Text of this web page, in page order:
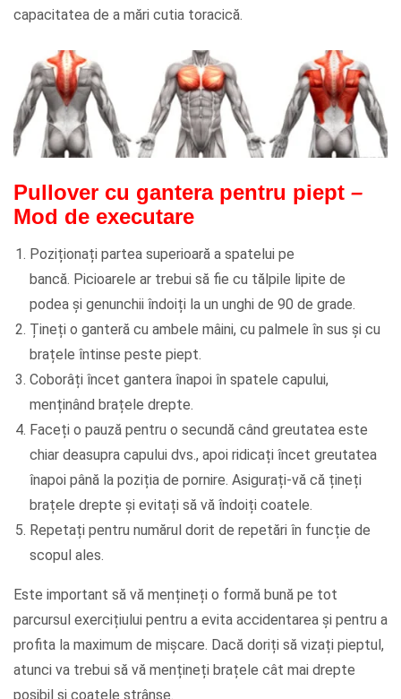
capacitatea de a mări cutia toracică.
Pullover cu gantera pentru piept –
Mod de executare
Poziționați partea superioară a spatelui pe
bancă. Picioarele ar trebui să fie cu tălpile lipite de
podea și genunchii îndoiți la un unghi de 90 de grade.
Țineți o ganteră cu ambele mâini, cu palmele în sus și cu
brațele întinse peste piept.
Coborâți încet gantera înapoi în spatele capului,
menținând brațele drepte.
Faceți o pauză pentru o secundă când greutatea este
chiar deasupra capului dvs., apoi ridicați încet greutatea
înapoi până la poziția de pornire. Asigurați-vă că țineți
brațele drepte și evitați să vă îndoiți coatele.
Repetați pentru numărul dorit de repetări în funcție de
scopul ales.
Este important să vă mențineți o formă bună pe tot
parcursul exercițiului pentru a evita accidentarea și pentru a
profita la maximum de mișcare. Dacă doriți să vizați pieptul,
atunci va trebui să vă mențineți brațele cât mai drepte
posibil și coatele strânse.